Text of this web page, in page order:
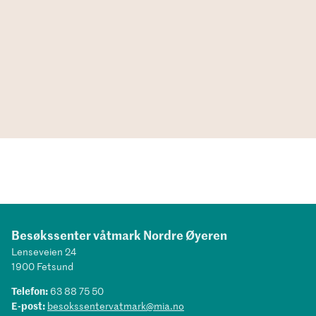
Besøkssenter våtmark Nordre Øyeren
Lenseveien 24
1900 Fetsund
Telefon:63 88 75 50
E-post: besokssentervatmark@mia.no